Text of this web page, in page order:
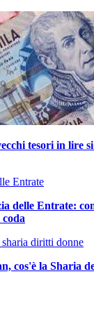
tesori in lire si
delle Entrate:
cos'è la Sharia